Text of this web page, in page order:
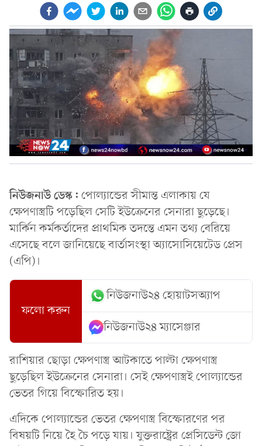
নিউজনাউ ডেস্ক: পোল্যান্ডের সীমান্ত এলাকায় যে
ক্ষেপণাস্ত্রটি পড়েছিল সেটি ইউক্রেনের সেনারা ছুড়েছে।
মার্কিন কর্মকর্তাদের প্রাথমিক তদন্তে এমন তথ্য বেরিয়ে
এসেছে বলে জানিয়েছে বার্তাসংস্থা অ্যাসোসিয়েটেড প্রেস
(এপি)।
ফলো করুন
নিউজনাউ২৪ হোয়াটসঅ্যাপ
নিউজনাউ২৪ ম্যাসেঞ্জার
রাশিয়ার ছোড়া ক্ষেপণাস্ত্র আটকাতে পাল্টা ক্ষেপণাস্ত্র
ছুড়েছিল ইউক্রেনের সেনারা। সেই ক্ষেপণাস্ত্রই পোল্যান্ডের
ভেতর গিয়ে বিস্ফোরিত হয়।
এদিকে পোল্যান্ডের ভেতর ক্ষেপণাস্ত্র বিস্ফোরণের পর
বিষয়টি নিয়ে হৈ চৈ পড়ে যায়। যুক্তরাষ্ট্রের প্রেসিডেন্ট জো